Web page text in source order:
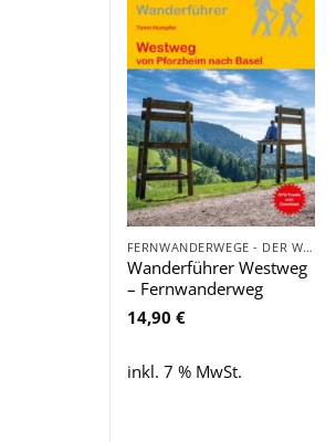
Zu
hinzufügen
FERNWANDERWEGE - DER WEG IST DAS ZIEL
Wanderführer Westweg
– Fernwanderweg
14,90 €
inkl. 7 % MwSt.